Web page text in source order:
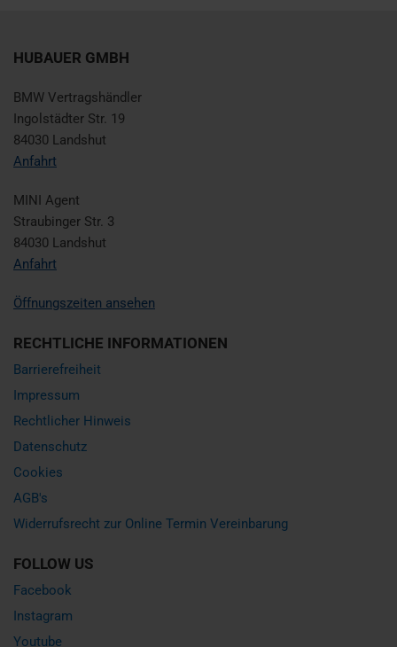
HUBAUER GMBH
BMW Vertragshändler
Ingolstädter Str. 19
84030 Landshut
Anfahrt
MINI Agent
Straubinger Str. 3
84030 Landshut
Anfahrt
Öffnungszeiten ansehen
RECHTLICHE INFORMATIONEN
Barrierefreiheit
Impressum
Rechtlicher Hinweis
Datenschutz
Cookies
AGB's
Widerrufsrecht zur Online Termin Vereinbarung
FOLLOW US
Facebook
Instagram
Youtube